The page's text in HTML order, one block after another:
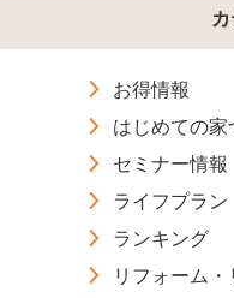
お得情報
はじめての家
セミナー情報
ライフプラン
ランキング
リフォーム